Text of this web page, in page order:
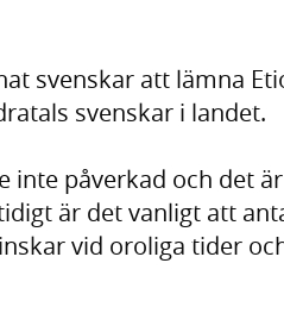
svenskar att lämna
svenskar i landet.
inte påverkad och det
är det vanligt att
vid oroliga tider